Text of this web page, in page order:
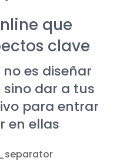
que
clave
no es diseñar
sino dar a tus
para entrar
en ellas